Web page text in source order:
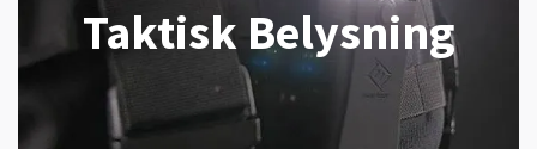
Taktisk Belysning